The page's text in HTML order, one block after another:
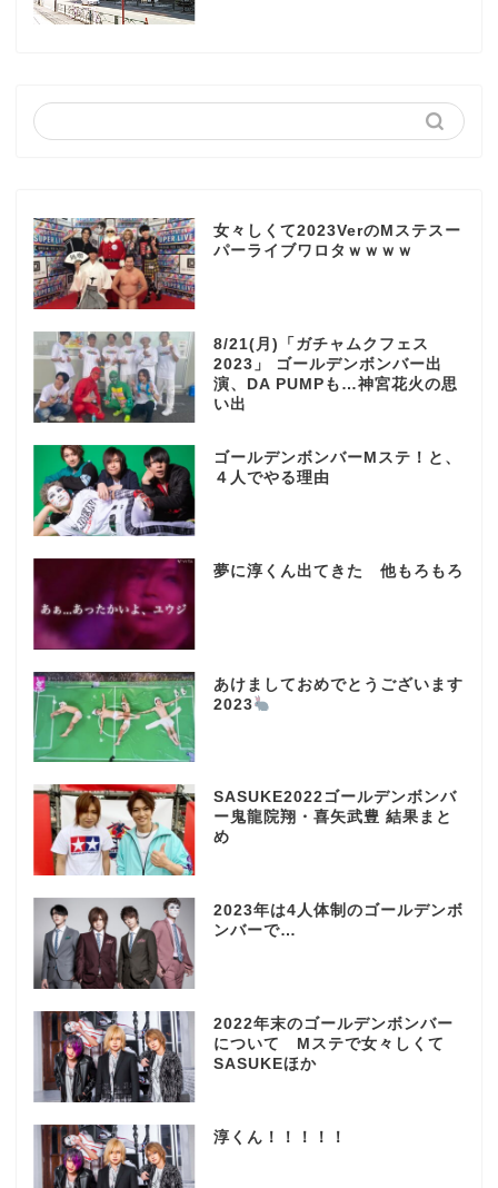
女々しくて2023VerのMステスー
パーライブワロタｗｗｗｗ
8/21(月)「ガチャムクフェス
2023」 ゴールデンボンバー出
演、DA PUMPも…神宮花火の思
い出
ゴールデンボンバーMステ！と、
４人でやる理由
夢に淳くん出てきた 他もろもろ
あけましておめでとうございます
2023
SASUKE2022ゴールデンボンバ
ー鬼龍院翔・喜矢武豊 結果まと
め
2023年は4人体制のゴールデンボ
ンバーで…
2022年末のゴールデンボンバー
について Mステで女々しくて
SASUKEほか
淳くん！！！！！